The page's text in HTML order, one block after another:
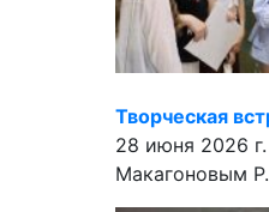
Творческая
28 июня 2026
Макагоновым